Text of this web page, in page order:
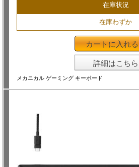
在庫状況
在庫わずか
カートに入れる
詳細はこちら
メカニカル ゲーミング キーボード